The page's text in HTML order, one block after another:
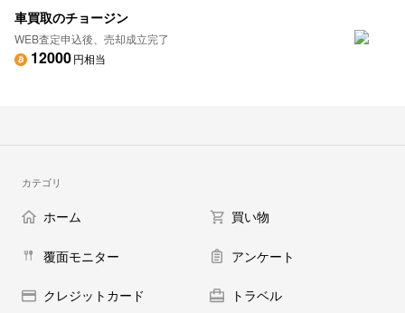
車買取のチョージン
WEB査定申込後、売却成立完了
12000円相当
カテゴリ
ホーム 買い物
覆面モニター アンケート
クレジットカード トラベル